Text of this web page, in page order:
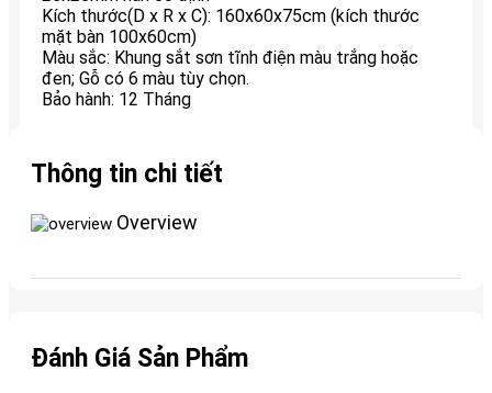
Kích thước(D x R x C): 160x60x75cm (kích thước
mặt bàn 100x60cm)
Màu sắc: Khung sắt sơn tĩnh điện màu trắng hoặc
đen; Gỗ có 6 màu tùy chọn.
Bảo hành: 12 Tháng
Thông tin chi tiết
Overview
Đánh Giá Sản Phẩm